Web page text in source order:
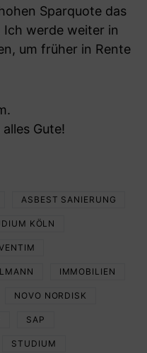
Sparquote das
Ich werde weiter in
um früher in Rente
Gute!
ASBEST SANIERUNG
KÖLN
IMMOBILIEN
NOVO NORDISK
SAP
STUDIUM